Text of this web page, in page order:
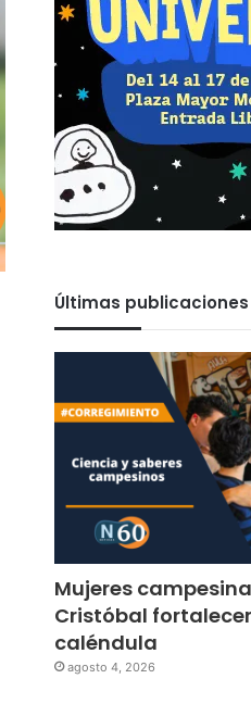
Últimas publicaciones
Mujeres
Cristóbal
caléndula
agosto 4, 2026